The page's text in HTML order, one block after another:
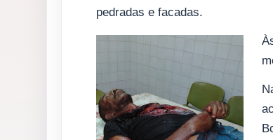
pedradas e facadas.